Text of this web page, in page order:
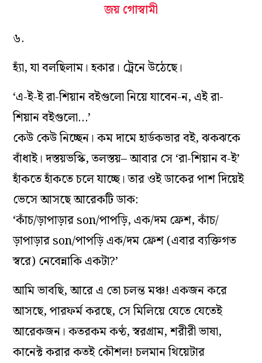
জয় গোস্বামী
৬.
হ্যাঁ, যা বলছিলাম। হকার। ট্রেনে উঠেছে।
‘এ-ই-ই রা-শিয়ান বইগুলো নিয়ে যাবেন-ন, এই রা-
শিয়ান বইগুলো…’
কেউ কেউ নিচ্ছেন। কম দামে হার্ডকভার বই, ঝকঝকে
বাঁধাই। দস্তয়ভস্কি, তলস্তয়– আবার সে ‘রা-শিয়ান ব-ই’
হাঁকতে হাঁকতে চলে যাচ্ছে। তার ওই ডাকের পাশ দিয়েই
ভেসে আসছে আরেকটি ডাক:
‘কাঁচ/ড়াপাড়ার son/পাপড়ি, এক/দম ফ্রেশ, কাঁচ/
ড়াপাড়ার son/পাপড়ি এক/দম ফ্রেশ (এবার ব্যক্তিগত
স্বরে) নেবেন্নাকি একটা?’
আমি ভাবছি, আরে এ তো চলন্ত মঞ্চ! একজন করে
আসছে, পারফর্ম করছে, সে মিলিয়ে যেতে যেতেই
আরেকজন। কতরকম কণ্ঠ, স্বরগ্রাম, শরীরী ভাষা,
কানেক্ট করার কতই কৌশল! চলমান থিয়েটার